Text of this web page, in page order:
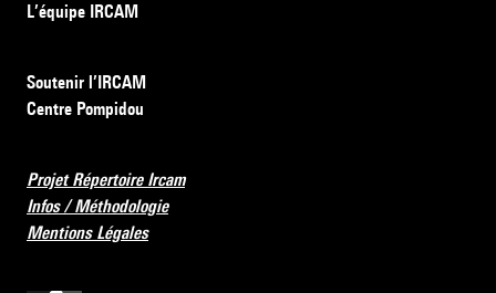
L’équipe IRCAM
Soutenir l’IRCAM
Centre Pompidou
Projet Répertoire Ircam
Infos / Méthodologie
Mentions Légales